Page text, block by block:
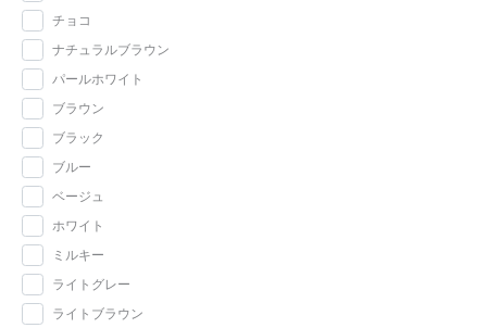
チョコ
ナチュラルブラウン
パールホワイト
ブラウン
ブラック
ブルー
ベージュ
ホワイト
ミルキー
ライトグレー
ライトブラウン